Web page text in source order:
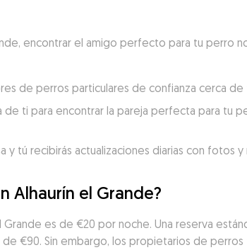
encontrar el amigo perfecto para tu perro
de perros particulares de confianza cerca de
ti para encontrar la pareja perfecta para tu
y tú recibirás actualizaciones diarias con fotos y
Alhaurín el Grande?
es de €20 por noche. Una reserva
de €90. Sin embargo, los propietarios de